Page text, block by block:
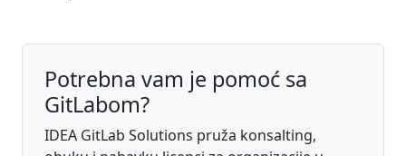
Potrebna vam je pomoć sa
GitLabom?
IDEA GitLab Solutions pruža konsalting,